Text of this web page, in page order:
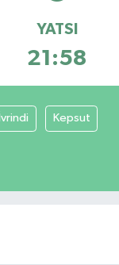
YATSI
21:58
İvrindi Kepsut